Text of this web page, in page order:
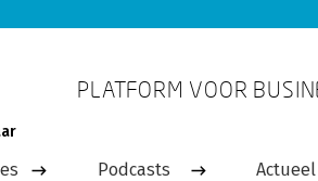
PLATFORM VOOR
Podcasts
Actueel
Personen
Trefwoorden